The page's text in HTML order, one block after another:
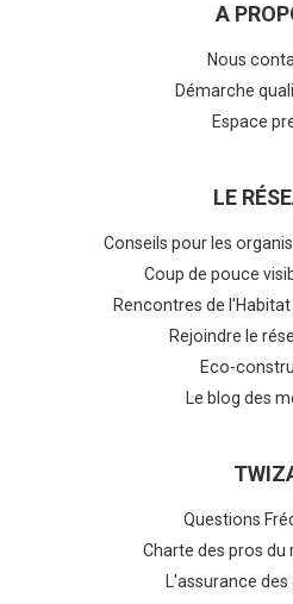
A
Nous
Démarche
Espace
LE
Conseils pour les
Coup de pouce
Rencontres de
Rejoindre le
Eco-
Le blog des
Questions
Charte des pros du
L'assurance